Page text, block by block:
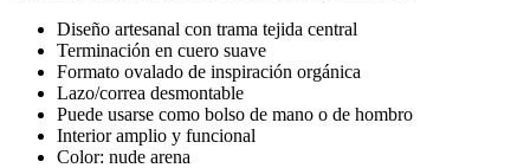
Diseño artesanal con trama tejida central
Terminación en cuero suave
Formato ovalado de inspiración orgánica
Lazo/correa desmontable
Puede usarse como bolso de mano o de hombro
Interior amplio y funcional
Color: nude arena